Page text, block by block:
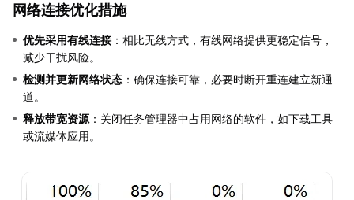
网络连接优化措施
优先采用有线连接 ：相比无线方式，有线网络提供更稳定信号，
减少干扰风险。
检测并更新网络状态 ：确保连接可靠，必要时断开重连建立新通
道。
释放带宽资源 ：关闭任务管理器中占用网络的软件，如下载工具
或流媒体应用。